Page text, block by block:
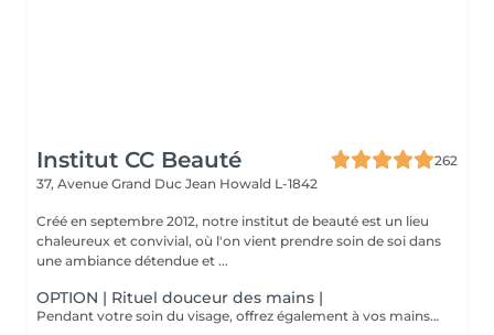
Institut CC Beauté
262
37, Avenue Grand Duc Jean Howald L-1842
Créé en septembre 2012, notre institut de beauté est un lieu
chaleureux et convivial, où l'on vient prendre soin de soi dans
une ambiance détendue et ...
OPTION | Rituel douceur des mains |
Pendant votre soin du visage, offrez également à vos mains un moment de douceur grâce à un gommage délicat, un masque nourrissant sous gants et un petit massage relaxant.